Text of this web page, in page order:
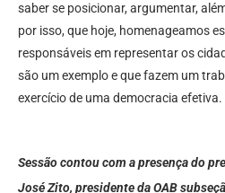
saber se posicionar, argumentar,
por isso, que hoje, homenageamos
responsáveis em representar os
são um exemplo e que fazem um
exercício de uma democracia efetiva.
Sessão contou com a presença do
José Zito, presidente da OAB